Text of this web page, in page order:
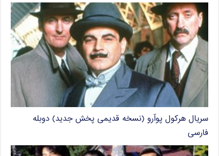
سریال هرکول پوآرو (نسخه قدیمی پخش جدید) دوبله
فارسی